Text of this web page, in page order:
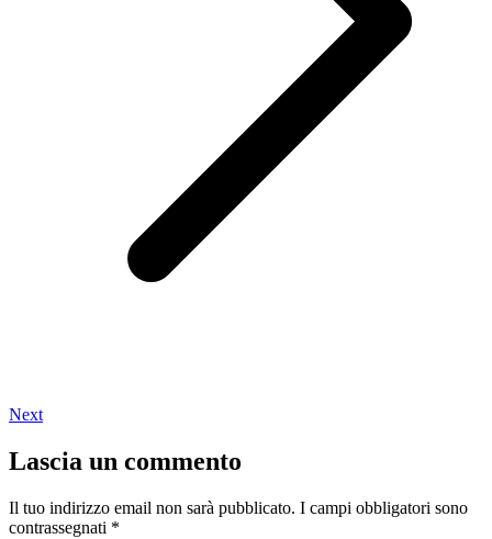
Next
Lascia un commento
Il tuo indirizzo email non sarà pubblicato. I campi obbligatori sono
contrassegnati *